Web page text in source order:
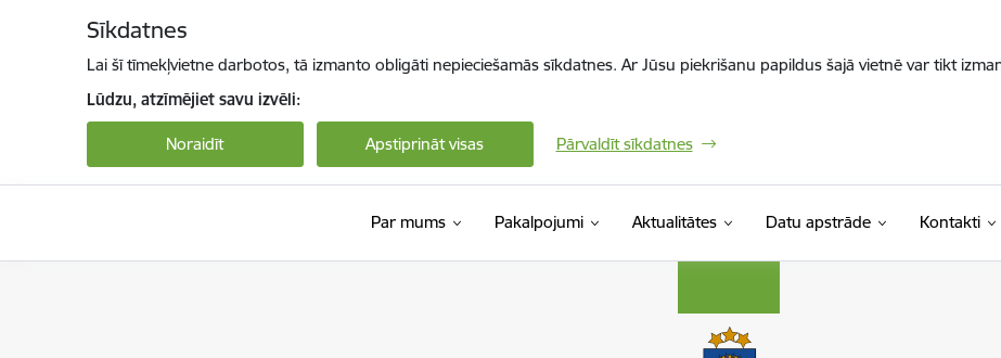
Sīkdatnes
Lai šī tīmekļvietne darbotos, tā izmanto obligāti nepieciešamās sīkdatnes. Ar Jūsu piekrišanu papildus šajā vietnē var tikt
Lūdzu, atzīmējiet savu izvēli:
Noraidīt Apstiprināt visas Pārvaldīt sīkdatnes
Par mums Pakalpojumi Aktualitātes Datu apstrāde Kontakti